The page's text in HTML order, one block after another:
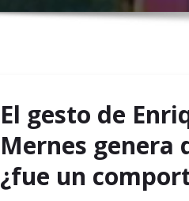
El gesto de
Mernes genera
¿fue un